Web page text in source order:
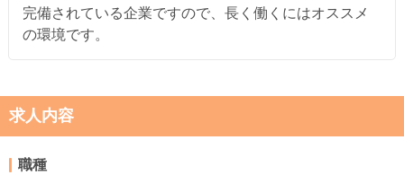
完備されている企業ですので、長く働くにはオススメ
の環境です。
求人内容
職種